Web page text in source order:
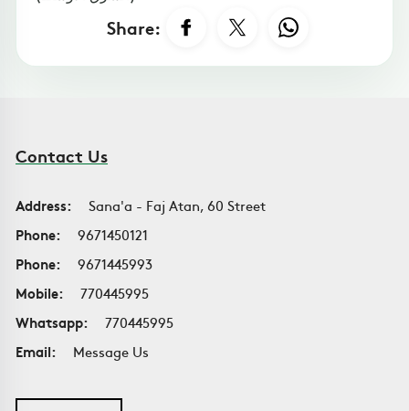
Share:
Contact Us
Address:
Sana'a - Faj Atan, 60 Street
Phone:
9671450121
Phone:
9671445993
Mobile:
770445995
Whatsapp:
770445995
Email:
Message Us